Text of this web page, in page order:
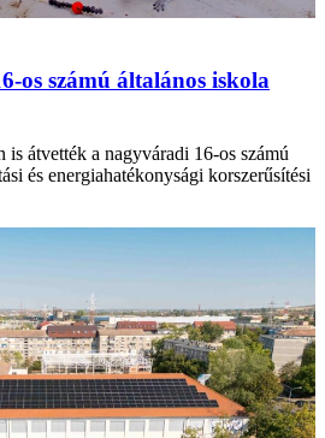
os számú általános iskola
is átvették a nagyváradi 16-os számú
és energiahatékonysági korszerűsítési